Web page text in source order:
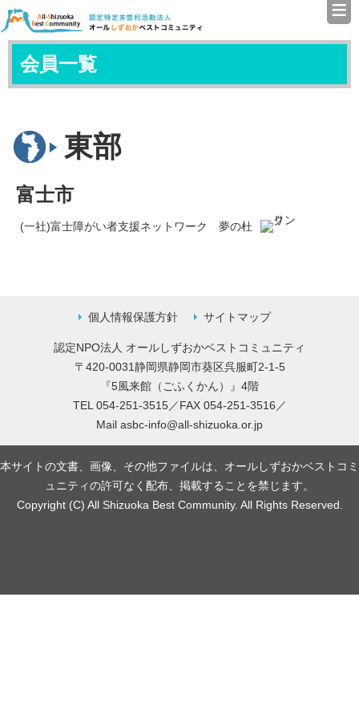
認定特定非営利活動法人（
≡
会員一覧
東部
富士市
(一社)富士障がい者支援ネットワーク 夢の杜
個人情報保護方針 サイトマップ
認定NPO法人 オールしずおかベストコミュニティ
〒420-0031静岡県静岡市葵区呉服町2-1-5
『5風来館（ごふくかん）』4階
TEL 054-251-3515／FAX 054-251-3516／
Mail asbc-info@all-shizuoka.or.jp
本サイトの文書、画像、その他ファイルは、オールしずおかベストコミ
ュニティの許可なく配布、掲載することを禁じます。
Copyright (C) All Shizuoka Best Community. All Rights Reserved.